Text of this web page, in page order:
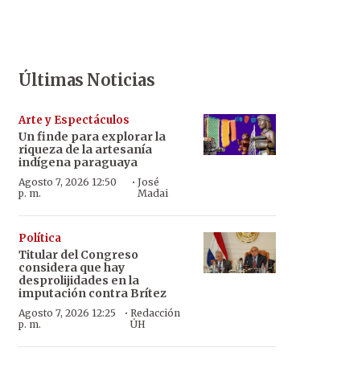
Últimas Noticias
Arte y Espectáculos
Un finde para explorar la
riqueza de la artesanía
indígena paraguaya
Agosto 7, 2026 12:50
p. m.
·José
Madai
Política
Titular del Congreso
considera que hay
desprolijidades en la
imputación contra Brítez
Agosto 7, 2026 12:25
p. m.
· Redacción
ÚH